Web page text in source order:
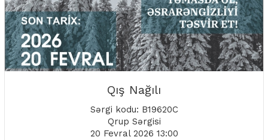
Qış Nağılı
Sərgi kodu: B19620C
Qrup Sərgisi
20 Fevral 2026 13:00